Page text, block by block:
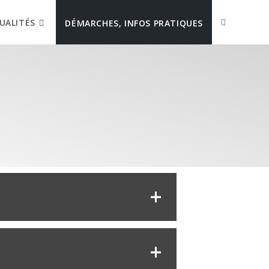
DÉMARCHES, INFOS PRATIQUES